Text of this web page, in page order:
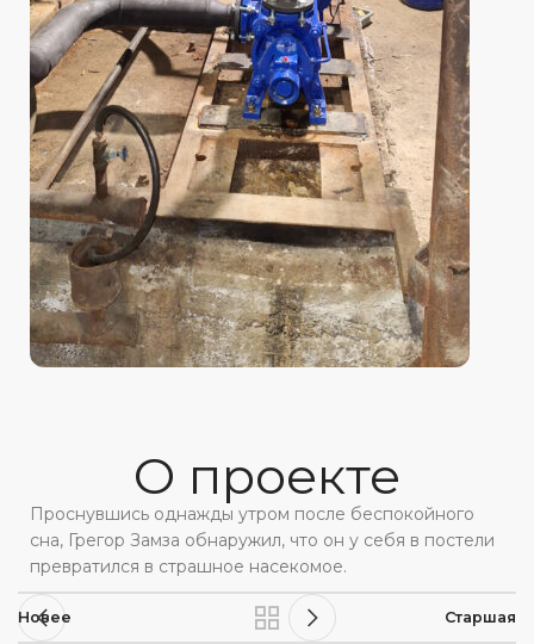
О проекте
Проснувшись однажды утром после беспокойного
сна, Грегор Замза обнаружил, что он у себя в постели
превратился в страшное насекомое.
Новее Старшая